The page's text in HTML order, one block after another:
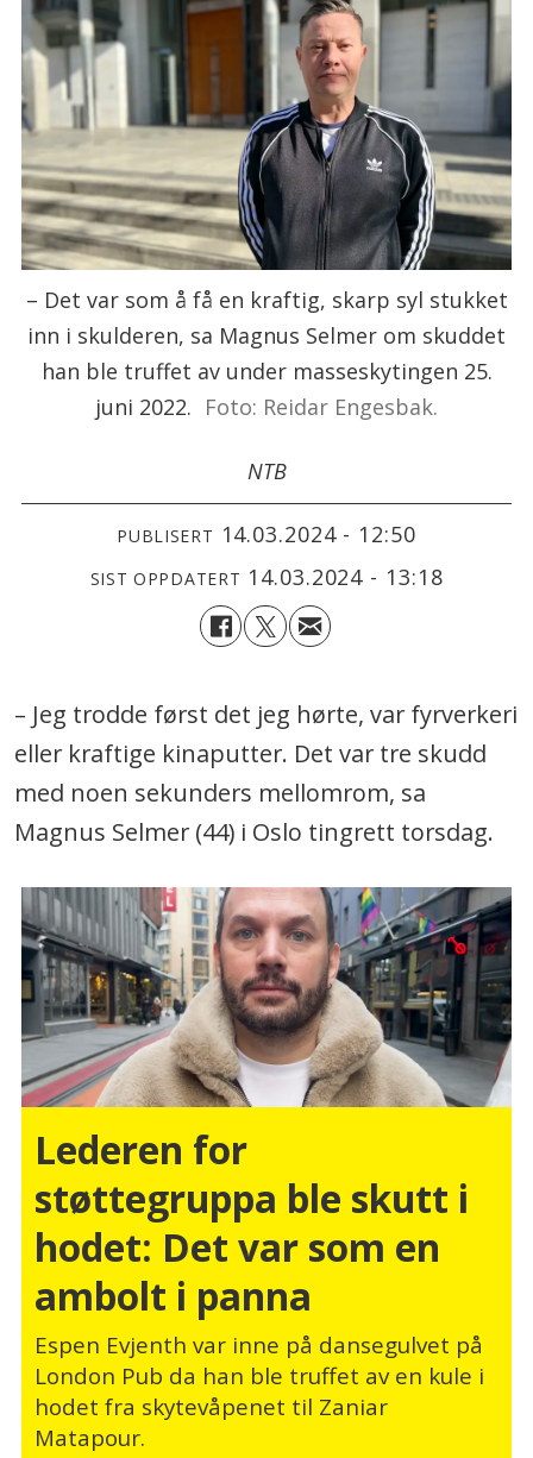
– Det var som å få en kraftig, skarp syl stukket
inn i skulderen, sa Magnus Selmer om skuddet
han ble truffet av under masseskytingen 25.
juni 2022. Foto: Reidar Engesbak.
NTB
PUBLISERT 14.03.2024 - 12:50
SIST OPPDATERT 14.03.2024 - 13:18
– Jeg trodde først det jeg hørte, var fyrverkeri
eller kraftige kinaputter. Det var tre skudd
med noen sekunders mellomrom, sa
Magnus Selmer (44) i Oslo tingrett torsdag.
Lederen for
støttegruppa ble skutt i
hodet: Det var som en
ambolt i panna
Espen Evjenth var inne på dansegulvet på
London Pub da han ble truffet av en kule i
hodet fra skytevåpenet til Zaniar
Matapour.